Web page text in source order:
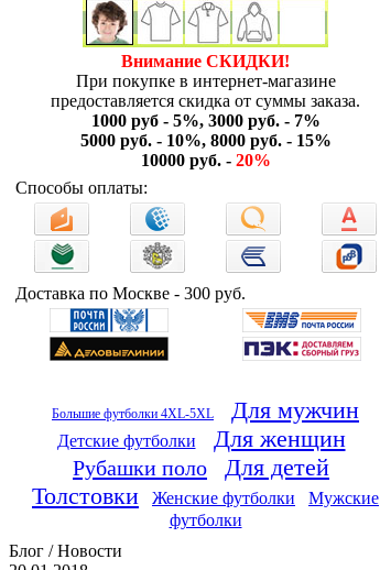
Внимание СКИДКИ!
При покупке в интернет-магазине
предоставляется скидка от суммы заказа.
1000 руб - 5%, 3000 руб. - 7%
5000 руб. - 10%, 8000 руб. - 15%
10000 руб. - 20%
Способы оплаты:
Доставка по Москве - 300 руб.
Большие футболки 4XL-5XL Для мужчин
Детские футболки Для женщин
Рубашки поло
Для детей
Толстовки
Женские футболки
Мужские
футболки
Блог / Новости